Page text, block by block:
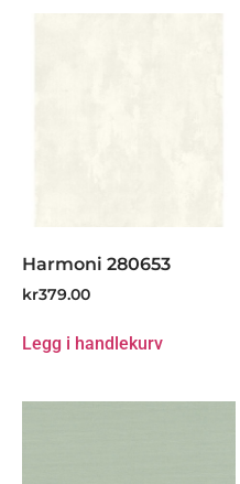
Harmoni 280653
kr379.00
Legg i handlekurv